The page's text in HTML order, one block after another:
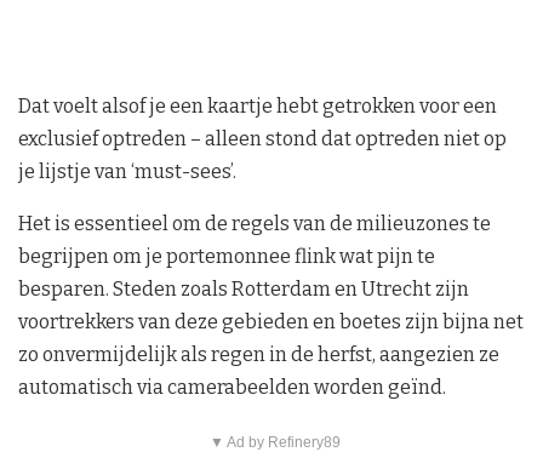
Dat voelt alsof je een kaartje hebt getrokken voor een
exclusief optreden – alleen stond dat optreden niet op
je lijstje van ‘must-sees’.
Het is essentieel om de regels van de milieuzones te
begrijpen om je portemonnee flink wat pijn te
besparen. Steden zoals Rotterdam en Utrecht zijn
voortrekkers van deze gebieden en boetes zijn bijna net
zo onvermijdelijk als regen in de herfst, aangezien ze
automatisch via camerabeelden worden geïnd.
▼ Ad by Refinery89